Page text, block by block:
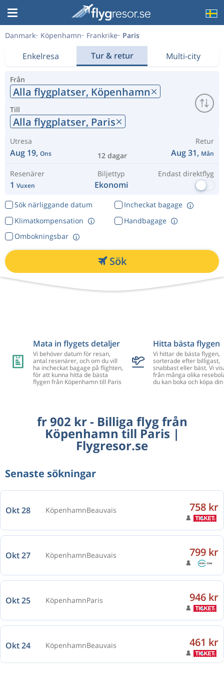
Danmark Köpenhamn Frankrike Paris
Enkelresa Tur & retur Multi-city
Från
Alla flygplatser, Köpenhamn
Till
Alla flygplatser, Paris
Utresa
Aug 19, Ons 12 dagar
Retur
Aug 31, Mån
Resenärer
1 Vuxen
Biljettyp
Ekonomi
Endast direktflyg
Sök närliggande datum
Incheckat bagage
Klimatkompensation
Ombokningsbar
Handbagage
Sök
Mata in flygets detaljer
Vi behöver datum för resan,
antal resenärer, och om du vill
ha incheckat bagage på flighten,
för att kunna hitta de bästa
flygen från Köpenhamn till Paris
Hitta bästa flygen
Vi hittar de bästa flygen,
sorterade efter billigast,
snabbast eller bäst. Vi
från många olika
du kan boka och köpa
fr 902 kr - Billiga flyg från
Köpenhamn till Paris |
Flygresor.se
Senaste sökningar
Okt 28 KöpenhamnBeauvais 758 kr
Okt 27 KöpenhamnBeauvais 799 kr
Okt 25 KöpenhamnParis 946 kr
Okt 24 KöpenhamnBeauvais 461 kr